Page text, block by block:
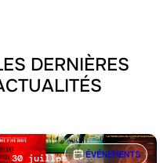
DERNIÈRES
ÉVÉNEMENTS
30 juillet 2026